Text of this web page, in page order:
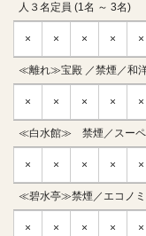
人３名定員 (1名 ～ 3名)
× × × × ×
≪離れ≫宝殿 ／禁煙／和
× × × × ×
≪白水館≫ 禁煙／スーペ
× × × × ×
≪碧水亭≫禁煙／エコノミ
× × × × ×